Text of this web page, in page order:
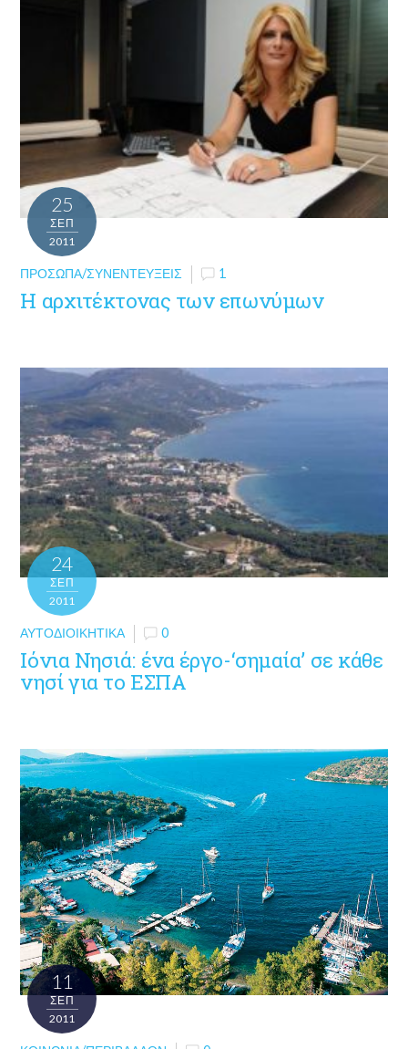
25
ΣΕΠ
2011
ΠΡΌΣΩΠΑ/ΣΥΝΕΝΤΕΎΞΕΙΣ 1
Η αρχιτέκτονας των επωνύμων
24
ΣΕΠ
2011
ΑΥΤΟΔΙΟΙΚΗΤΙΚΆ 0
Ιόνια Νησιά: ένα έργο-‘σημαία’ σε κάθε
νησί για το ΕΣΠΑ
11
ΣΕΠ
2011